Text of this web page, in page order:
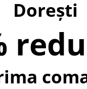
Dorești